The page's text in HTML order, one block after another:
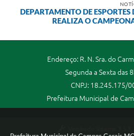
DEPARTAMENTO DE
REALIZA O
Endereço: R. N. Sra. do
Segunda a Sexta das
CNPJ: 18.245.175/
Prefeitura Municipal de